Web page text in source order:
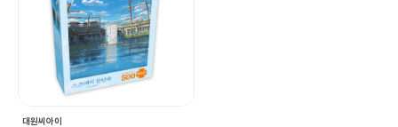
대원씨아이